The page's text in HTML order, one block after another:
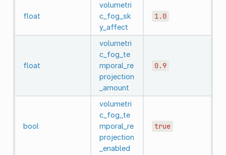
float
volumetri
c_fog_sk
y_affect
1.0
float
volumetri
c_fog_te
mporal_re
projection
_amount
0.9
bool
volumetri
c_fog_te
mporal_re
projection
_enabled
true